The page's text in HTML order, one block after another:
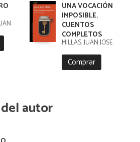
UNA VOCACIÓN
IMPOSIBLE.
CUENTOS
COMPLETOS
MILLÁS, JUAN JOSÉ
Comprar
autor